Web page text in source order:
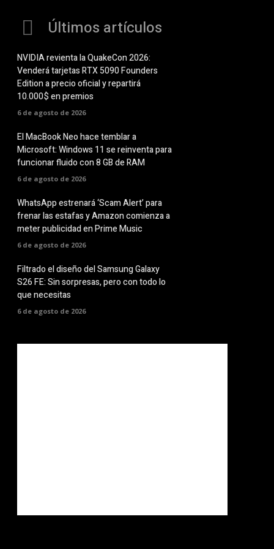
Últimos artículos
NVIDIA revienta la QuakeCon 2026:
Venderá tarjetas RTX 5090 Founders
Edition a precio oficial y repartirá
10.000$ en premios
6 de agosto de 2026
El MacBook Neo hace temblar a
Microsoft: Windows 11 se reinventa para
funcionar fluido con 8 GB de RAM
6 de agosto de 2026
WhatsApp estrenará ‘Scam Alert’ para
frenar las estafas y Amazon comienza a
meter publicidad en Prime Music
6 de agosto de 2026
Filtrado el diseño del Samsung Galaxy
S26 FE: Sin sorpresas, pero con todo lo
que necesitas
6 de agosto de 2026